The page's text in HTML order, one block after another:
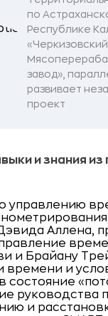
по
Республике
«Черкизовский
завод»,
развивает
проект
и знания
управлению
Аллена,
и Брайану
времени и
состояние
руководства
и